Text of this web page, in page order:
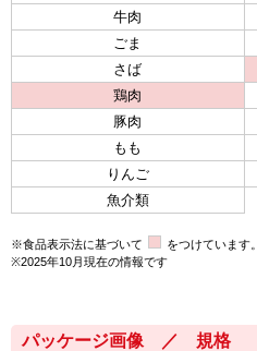
牛肉
ごま
さば
鶏肉
豚肉
もも
りんご
魚介類
※食品表示法に基づいて
をつけています。
※2025年10月現在の情報です
パッケージ画像 ／ 規格